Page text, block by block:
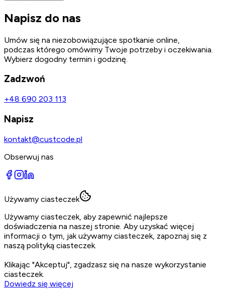
Napisz do nas
Umów się na niezobowiązujące spotkanie online,
podczas którego omówimy Twoje potrzeby i oczekiwania.
Wybierz dogodny termin i godzinę.
Zadzwoń
+48 690 203 113
Napisz
kontakt@custcode.pl
Obserwuj nas
Używamy ciasteczek
Używamy ciasteczek, aby zapewnić najlepsze
doświadczenia na naszej stronie. Aby uzyskać więcej
informacji o tym, jak używamy ciasteczek, zapoznaj się z
naszą polityką ciasteczek.
Klikając "Akceptuj", zgadzasz się na nasze wykorzystanie
ciasteczek.
Dowiedz się więcej